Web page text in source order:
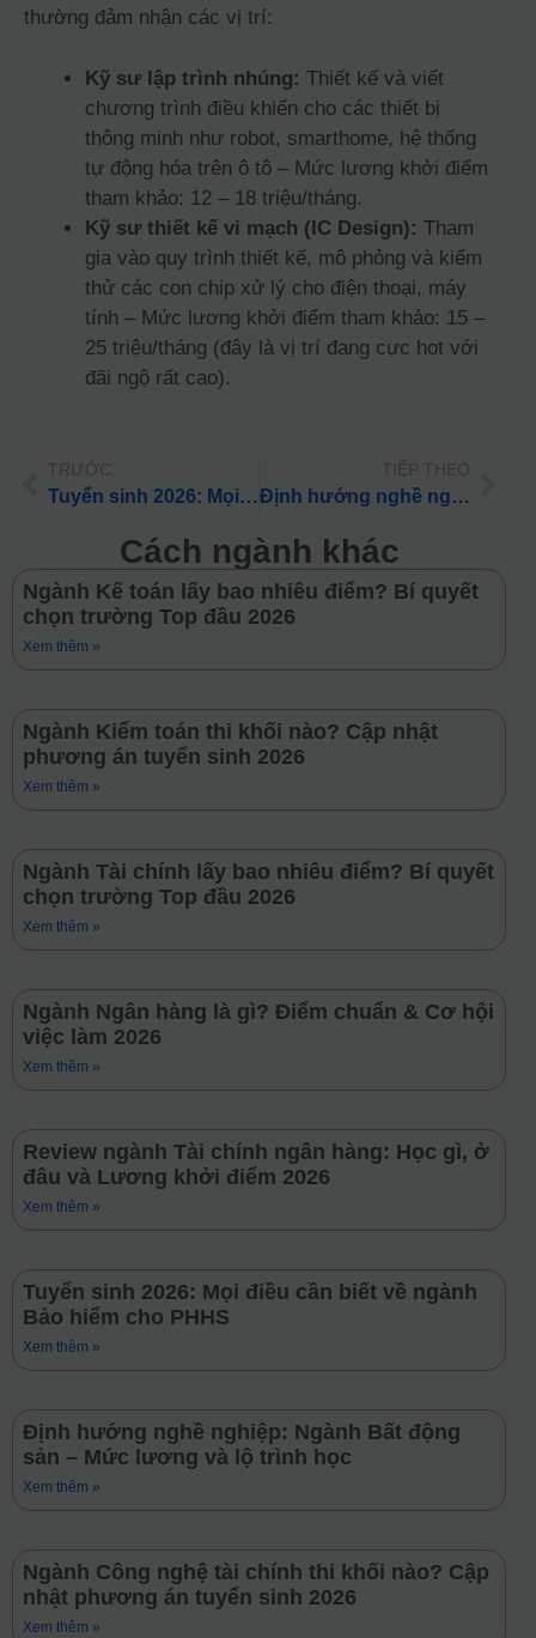
thường đảm nhận các vị trí:
Kỹ sư lập trình nhúng: Thiết kế và viết
chương trình điều khiển cho các thiết bị
thông minh như robot, smarthome, hệ thống
tự động hóa trên ô tô – Mức lương khởi điểm
tham khảo: 12 – 18 triệu/tháng.
Kỹ sư thiết kế vi mạch (IC Design): Tham
gia vào quy trình thiết kế, mô phỏng và kiểm
thử các con chip xử lý cho điện thoại, máy
tính – Mức lương khởi điểm tham khảo: 15 –
25 triệu/tháng (đây là vị trí đang cực hot với
đãi ngộ rất cao).
Tuyển sinh 2026: Mọi điều cần biết về ngành Kỹ thuật điện tử viễn thông cho PHHS Định hướng nghề nghiệp: Ngành Kỹ thuật phần mềm – Mức lương và lộ trình học
Cách ngành khác
Ngành Kế toán lấy bao nhiêu điểm? Bí quyết
chọn trường Top đầu 2026
Xem thêm »
Ngành Kiểm toán thi khối nào? Cập nhật
phương án tuyển sinh 2026
Xem thêm »
Ngành Tài chính lấy bao nhiêu điểm? Bí quyết
chọn trường Top đầu 2026
Xem thêm »
Ngành Ngân hàng là gì? Điểm chuẩn & Cơ hội
việc làm 2026
Xem thêm »
Review ngành Tài chính ngân hàng: Học gì, ở
đâu và Lương khởi điểm 2026
Xem thêm »
Tuyển sinh 2026: Mọi điều cần biết về ngành
Bảo hiểm cho PHHS
Xem thêm »
Định hướng nghề nghiệp: Ngành Bất động
sản – Mức lương và lộ trình học
Xem thêm »
Ngành Công nghệ tài chính thi khối nào? Cập
nhật phương án tuyển sinh 2026
Xem thêm »